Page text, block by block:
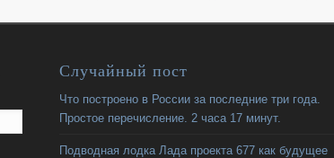
Случайный пост
Что построено в России за последние три года.
Простое перечисление. 2 часа 17 минут.
Подводная лодка Лада проекта 677 как будущее